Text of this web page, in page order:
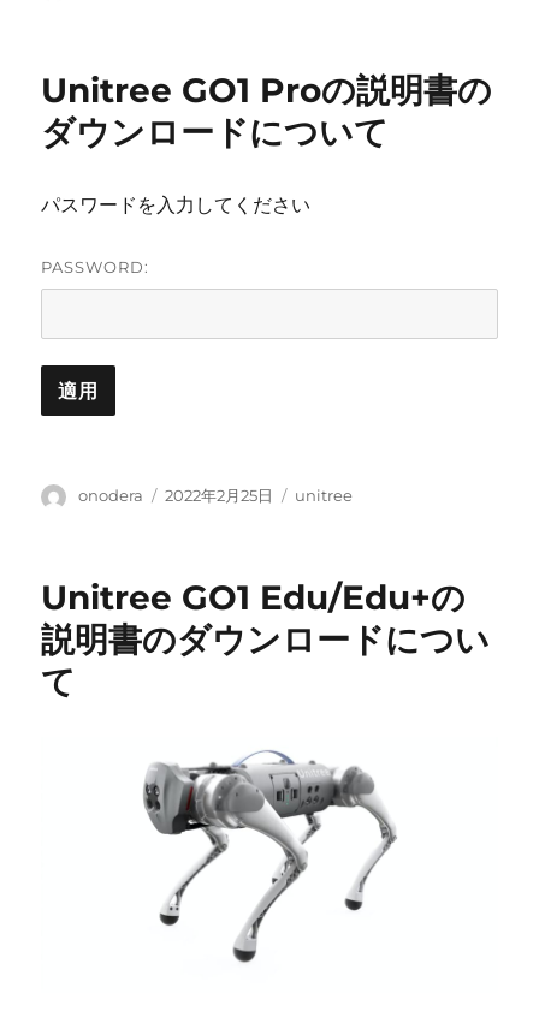
ー
Unitree GO1 Proの説明書の
ダウンロードについて
パスワードを入力してください
PASSWORD:
投
onodera
投
2022年2月25日
カ
ー
unitree
Unitree GO1 Edu/Edu+の
説明書のダウンロードについ
て